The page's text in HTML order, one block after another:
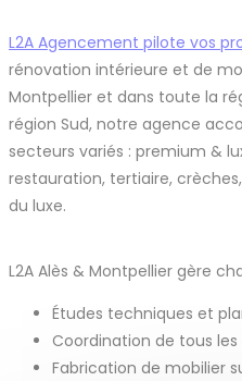
L2A Agencement pilote vos
rénovation intérieure et de
Montpellier et dans toute la
région Sud, notre agence
secteurs variés : premium &
restauration, tertiaire,
du luxe.
L2A Alès & Montpellier gère
Études techniques et
Coordination de tous les
Fabrication de mobilier